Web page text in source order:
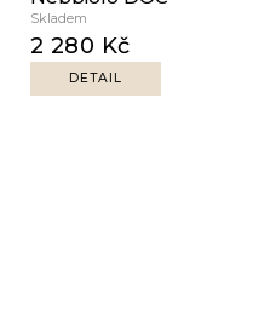
Skladem
2 280 Kč
DETAIL